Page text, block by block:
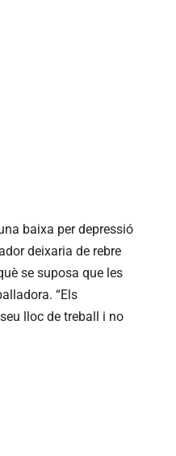
baixa per depressió
deixaria de rebre
se suposa que les
“Els
lloc de treball i no